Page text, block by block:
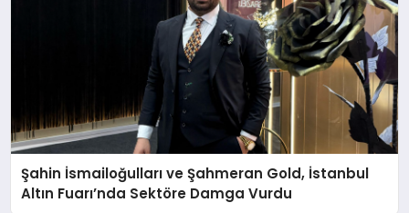
Şahin İsmailoğulları ve Şahmeran Gold, İstanbul
Altın Fuarı’nda Sektöre Damga Vurdu